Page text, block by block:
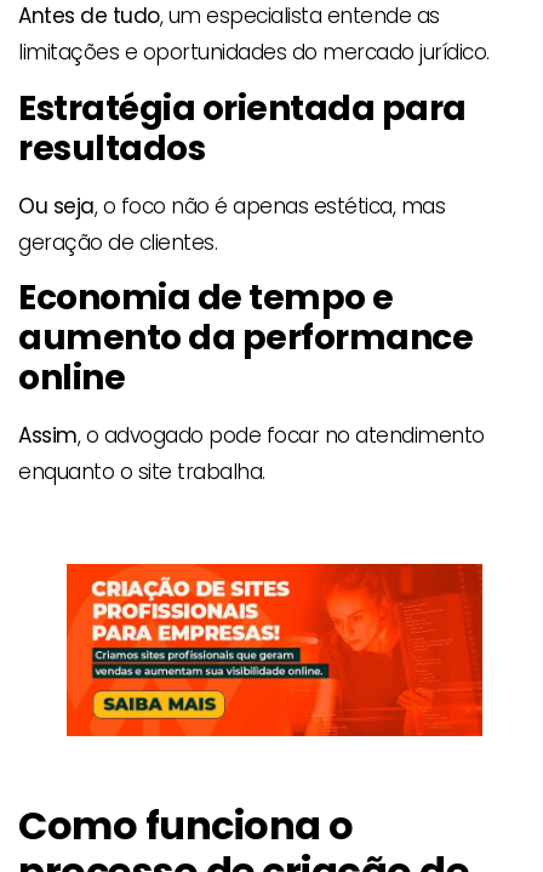
Antes de tudo, um especialista entende as
limitações e oportunidades do mercado jurídico.
Estratégia orientada para
resultados
Ou seja, o foco não é apenas estética, mas
geração de clientes.
Economia de tempo e
aumento da performance
online
Assim, o advogado pode focar no atendimento
enquanto o site trabalha.
Como funciona o